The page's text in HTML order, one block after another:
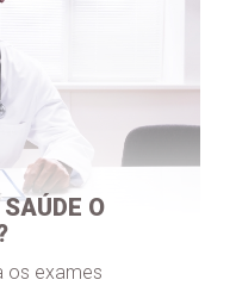
O
os exames